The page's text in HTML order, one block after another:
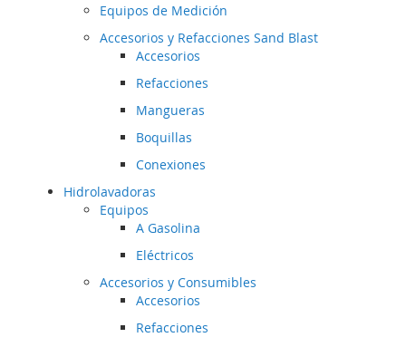
Equipos de Medición
Accesorios y Refacciones Sand Blast
Accesorios
Refacciones
Mangueras
Boquillas
Conexiones
Hidrolavadoras
Equipos
A Gasolina
Eléctricos
Accesorios y Consumibles
Accesorios
Refacciones